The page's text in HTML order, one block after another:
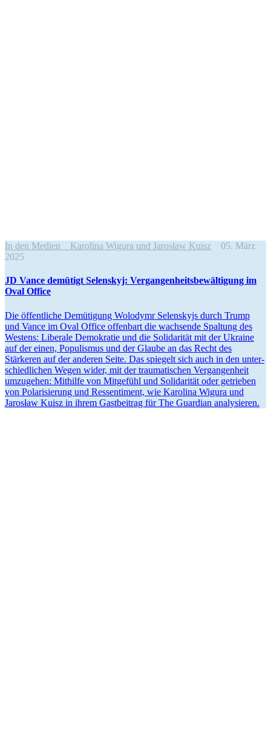
In den Medien Karolina Wigura und Jarosław Kuisz 05. März
2025
JD Vance demütigt Selenskyj: Vergan­gen­heits­be­wäl­tigung im
Oval Office
Die öffent­liche Demütigung Wolodymr Selen­skyjs durch Trump
und Vance im Oval Office offenbart die wachsende Spaltung des
Westens: Liberale Demokratie und die Solida­rität mit der Ukraine
auf der einen, Populismus und der Glaube an das Recht des
Stärkeren auf der anderen Seite. Das spiegelt sich auch in den unter­
schied­lichen Wegen wider, mit der trauma­ti­schen Vergan­genheit
umzugehen: Mithilfe von Mitgefühl und Solida­rität oder getrieben
von Polari­sierung und Ressen­timent, wie Karolina Wigura und
Jarosław Kuisz in ihrem Gastbeitrag für The Guardian analysieren.